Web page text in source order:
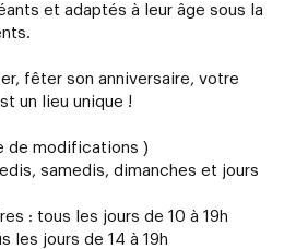
et adaptés à leur âge sous la
fêter son anniversaire, votre
un lieu unique !
de modifications )
samedis, dimanches et jours
: tous les jours de 10 à 19h
les jours de 14 à 19h